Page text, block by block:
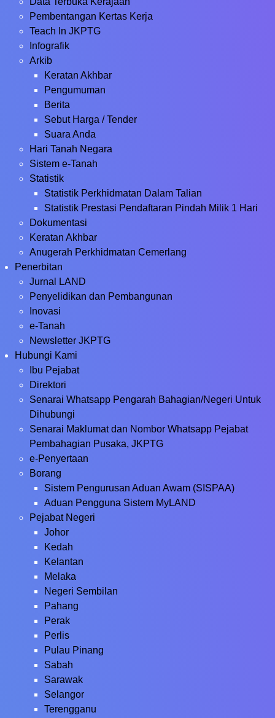
Pembentangan Kertas Kerja
Teach In JKPTG
Infografik
Arkib
Keratan Akhbar
Pengumuman
Berita
Sebut Harga / Tender
Suara Anda
Hari Tanah Negara
Sistem e-Tanah
Statistik
Statistik Perkhidmatan Dalam Talian
Statistik Prestasi Pendaftaran Pindah Milik 1 Hari
Dokumentasi
Keratan Akhbar
Anugerah Perkhidmatan Cemerlang
Penerbitan
Jurnal LAND
Penyelidikan dan Pembangunan
Inovasi
e-Tanah
Newsletter JKPTG
Hubungi Kami
Ibu Pejabat
Direktori
Senarai Whatsapp Pengarah Bahagian/Negeri Untuk
Dihubungi
Senarai Maklumat dan Nombor Whatsapp Pejabat
Pembahagian Pusaka, JKPTG
e-Penyertaan
Borang
Sistem Pengurusan Aduan Awam (SISPAA)
Aduan Pengguna Sistem MyLAND
Pejabat Negeri
Johor
Kedah
Kelantan
Melaka
Negeri Sembilan
Pahang
Perak
Perlis
Pulau Pinang
Sabah
Sarawak
Selangor
Terengganu